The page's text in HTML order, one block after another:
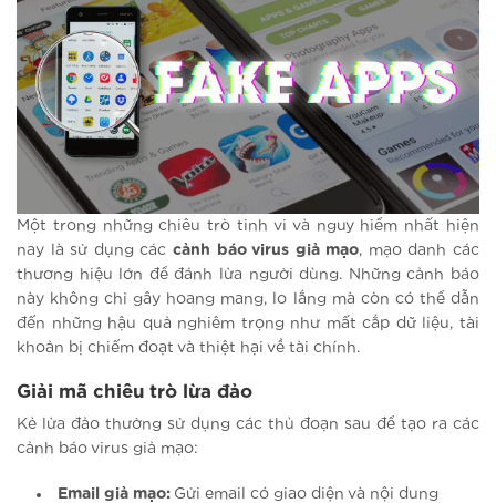
Một trong những chiêu trò tinh vi và nguy hiểm nhất hiện
nay là sử dụng các cảnh báo virus giả mạo, mạo danh các
thương hiệu lớn để đánh lừa người dùng. Những cảnh báo
này không chỉ gây hoang mang, lo lắng mà còn có thể dẫn
đến những hậu quả nghiêm trọng như mất cắp dữ liệu, tài
khoản bị chiếm đoạt và thiệt hại về tài chính.
Giải mã chiêu trò lừa đảo
Kẻ lừa đảo thường sử dụng các thủ đoạn sau để tạo ra các
cảnh báo virus giả mạo:
Email giả mạo: Gửi email có giao diện và nội dung